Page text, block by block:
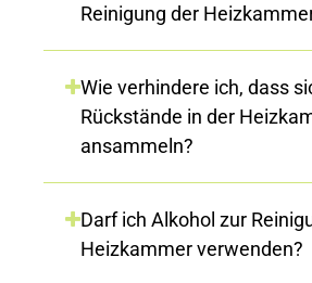
Reinigung der
Wie verhindere ich, dass
Rückstände in der
ansammeln?
Darf ich Alkohol zur
Heizkammer verwenden?